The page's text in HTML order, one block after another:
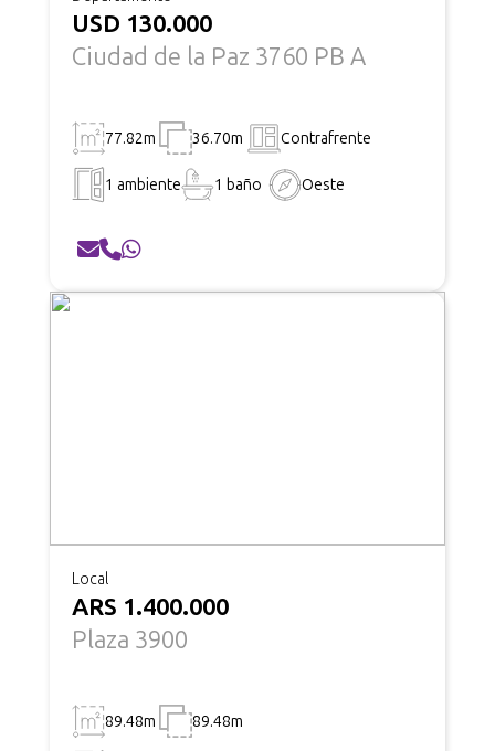
USD 130.000
Ciudad de la Paz 3760 PB A
77.82m 36.70m Contrafrente
1 ambiente 1 baño Oeste
Local
ARS 1.400.000
Plaza 3900
89.48m 89.48m